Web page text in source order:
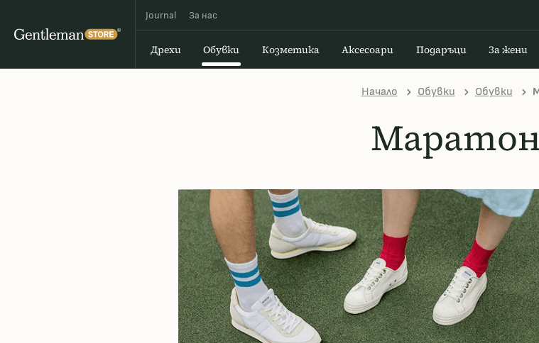
Journal За наc
Дрехи Обувки Козметика Аксесоари Подаръци За жени
Начало Обувки Обувки